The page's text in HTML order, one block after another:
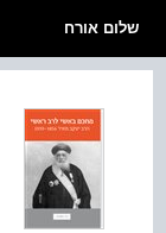
שלום אורח